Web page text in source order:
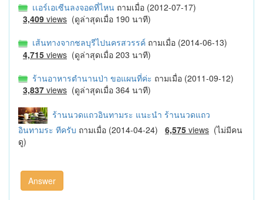
เเอร์เอเซีนลงจอดที่ไหน ถามเมื่อ (2012-07-17)
3,409 views (ดูล่าสุดเมื่อ 190 นาที)
เส้นทางจากชลบุรีไปนครสวรรค์ ถามเมื่อ (2014-06-13)
4,715 views (ดูล่าสุดเมื่อ 203 นาที)
ร้านอาหารตำนานป่า ขอแผนที่ค่ะ ถามเมื่อ (2011-09-12)
3,837 views (ดูล่าสุดเมื่อ 364 นาที)
ร้านนวดแถวอินทามระ แนะนำ ร้านนวดแถว
อินทามระ ทีครับ ถามเมื่อ (2014-04-24) 6,575 views (ไม่มีคน
ดู)